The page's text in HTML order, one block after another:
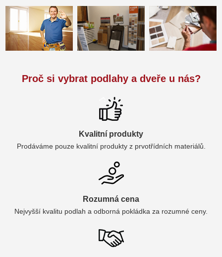
Proč si vybrat podlahy a dveře u nás?
Kvalitní produkty
Prodáváme pouze kvalitní produkty z prvotřídních materiálů.
Rozumná cena
Nejvyšší kvalitu podlah a odborná pokládka za rozumné ceny.